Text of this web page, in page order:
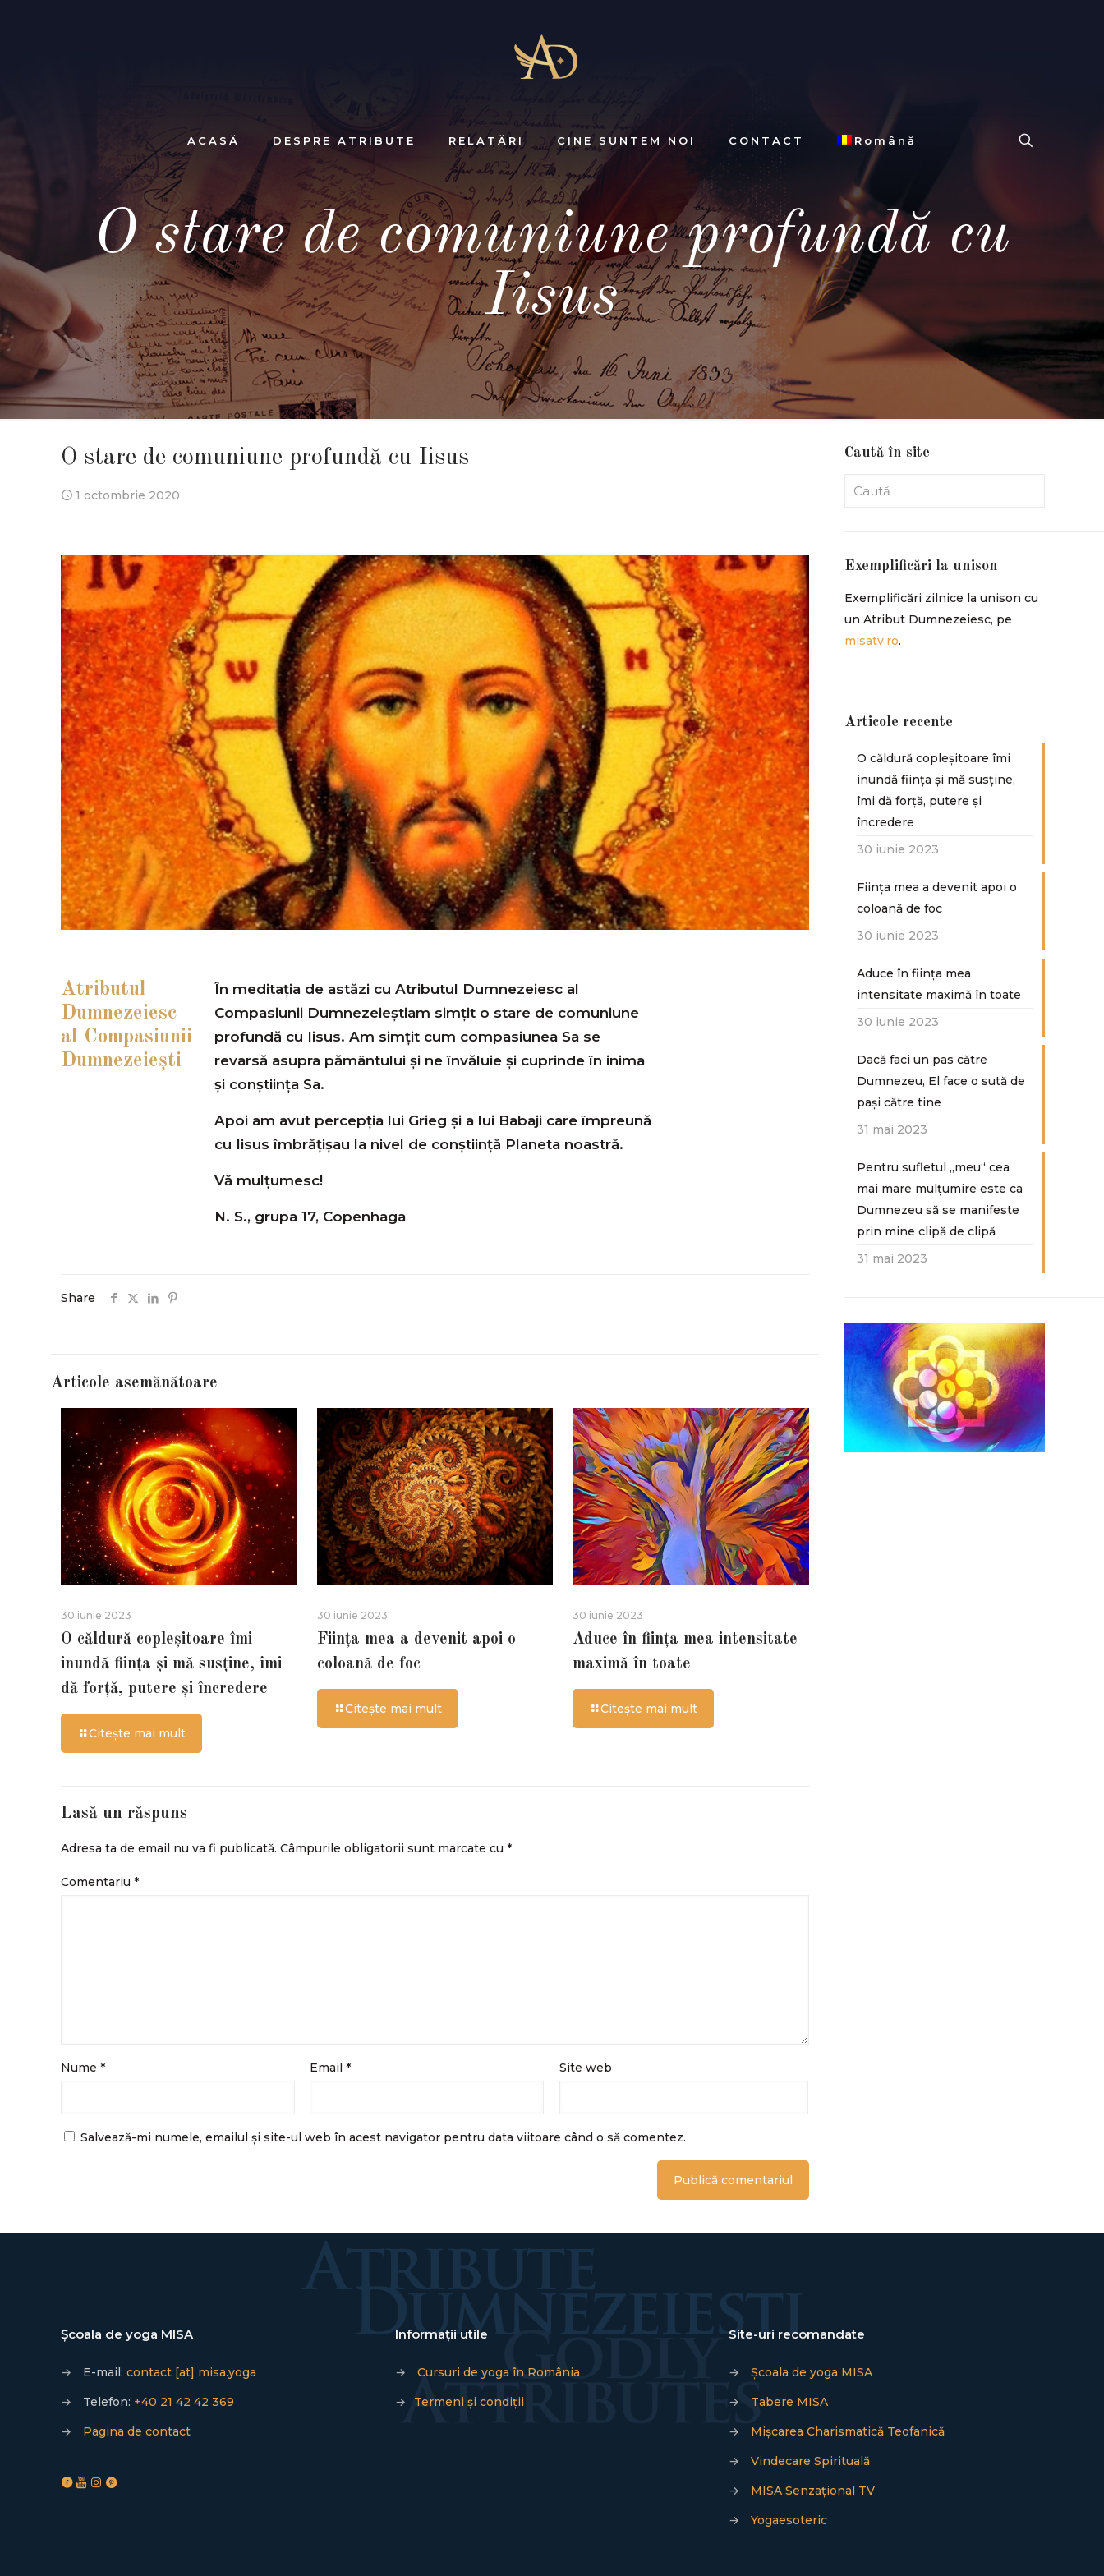
ACASĂ DESPRE ATRIBUTE RELATĂRI CINE SUNTEM NOI CONTACT Română
O stare de comuniune profundă cu
Iisus
O stare de comuniune profundă cu Iisus
1 octombrie 2020
Atributul
Dumnezeiesc
al Compasiunii
Dumnezeieşti
În meditația de astăzi cu Atributul Dumnezeiesc al
Compasiunii Dumnezeieștiam simțit o stare de comuniune
profundă cu Iisus. Am simțit cum compasiunea Sa se
revarsă asupra pământului și ne învăluie și cuprinde în inima
și conștiința Sa.
Apoi am avut percepția lui Grieg și a lui Babaji care împreună
cu Iisus îmbrățișau la nivel de conștiință Planeta noastră.
Vă mulțumesc!
N. S., grupa 17, Copenhaga
Share
Articole asemănătoare
30 iunie 2023
O căldură copleșitoare îmi
inundă ființa și mă susține, îmi
dă forță, putere și încredere
Citește mai mult
30 iunie 2023
Ființa mea a devenit apoi o
coloană de foc
Citește mai mult
30 iunie 2023
Aduce în ființa mea intensitate
maximă în toate
Citește mai mult
Lasă un răspuns
Adresa ta de email nu va fi publicată. Câmpurile obligatorii sunt marcate cu *
Comentariu *
Nume * Email* Site web
Salvează-mi numele, emailul și site-ul web în acest navigator pentru data viitoare când o să comentez.
Caută în site
Exemplificări la unison
Exemplificări zilnice la unison cu
un Atribut Dumnezeiesc, pe
misatv.ro.
Articole recente
O căldură copleșitoare îmi
inundă ființa și mă susține,
îmi dă forță, putere și
încredere
30 iunie 2023
Ființa mea a devenit apoi o
coloană de foc
30 iunie 2023
Aduce în ființa mea
intensitate maximă în toate
30 iunie 2023
Dacă faci un pas către
Dumnezeu, El face o sută de
paşi către tine
31 mai 2023
Pentru sufletul „meu“ cea
mai mare mulțumire este ca
Dumnezeu să se manifeste
prin mine clipă de clipă
31 mai 2023
Școala de yoga MISA
→ E-mail: contact [at] misa.yoga
→
Telefon: +40 21 42 42 369
→
Pagina de contact
Informații utile
→
Cursuri de yoga în România
→
Termeni și condiții
Site-uri recomandate
→
Școala de yoga MISA
→
Tabere MISA
→
Mișcarea Charismatică Teofanică
→
Vindecare Spirituală
→
MISA Senzațional TV
→
Yogaesoteric